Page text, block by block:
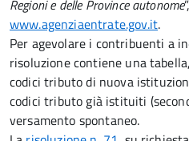
Regioni e delle Province autonome
www.agenziaentrate.gov.it.
Per agevolare i contribuenti a
risoluzione contiene una
codici tributo di nuova
codici tributo già istituiti
versamento spontaneo.